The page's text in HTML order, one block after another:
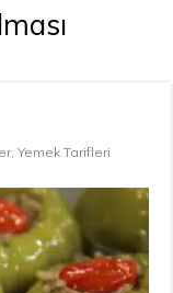
,Yemek Tarifleri